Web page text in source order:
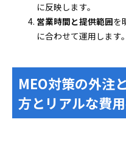
に反映します。
営業時間と提供範囲を
に合わせて運用します。
MEO対策の外注
方とリアルな費